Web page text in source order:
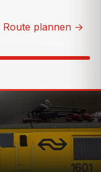
Route plannen →